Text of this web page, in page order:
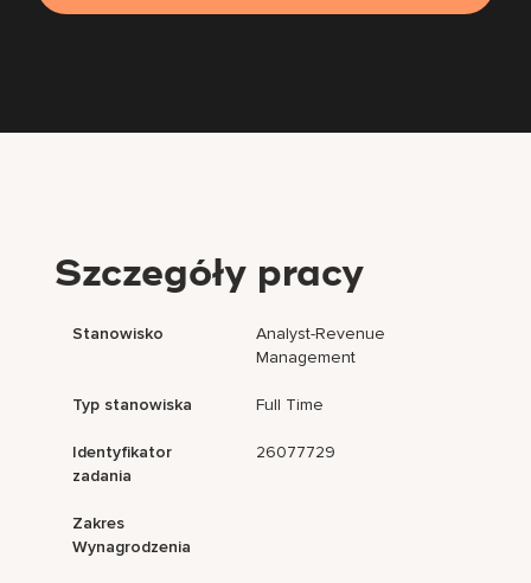
Szczegóły pracy
Stanowisko
Analyst-Revenue
Management
Typ stanowiska Full Time
Identyfikator
zadania
26077729
Zakres
Wynagrodzenia